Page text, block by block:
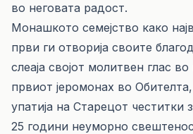
во неговата радост.
Монашкото семејство како
први ги отворија своите
слеаја својот молитвен глас
првиот јеромонах во
упатија на Старецот честитки
25 години неуморно